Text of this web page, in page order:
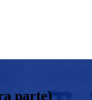
parte)